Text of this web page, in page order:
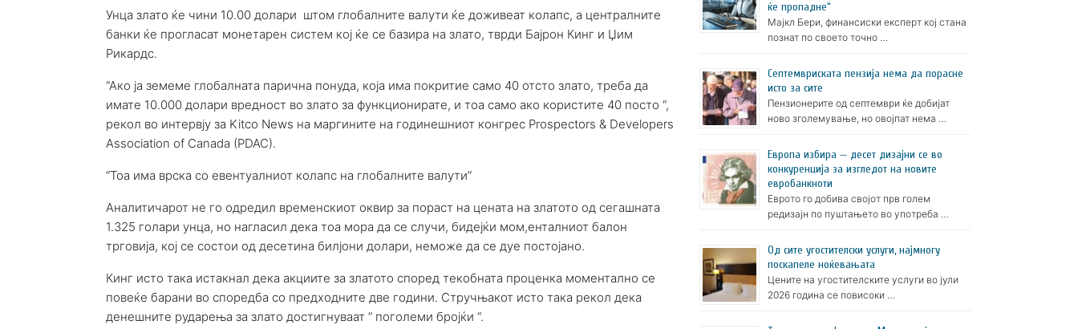
Унца злато ќе чини 10.00 долари штом глобалните валути ќе доживеат колапс, а централните
банки ќе прогласат монетарен систем кој ќе се базира на злато, тврди Бајрон Кинг и Џим
Рикардс.
“Ако ја земеме глобалната парична понуда, која има покритие само 40 отсто злато, треба да
имате 10.000 долари вредност во злато за функционирате, и тоа само ако користите 40 посто “,
рекол во интервју за Kitco News на маргините на годинешниот конгрес Prospectors & Developers
Association of Canada (PDAC).
“Тоа има врска со евентуалниот колапс на глобалните валути”
Аналитичарот не го одредил временскиот оквир за пораст на цената на златото од сегашната
1.325 голари унца, но нагласил дека тоа мора да се случи, бидејќи мом,енталниот балон
трговија, кој се состои од десетина билјони долари, неможе да се дуе постојано.
Кинг исто така истакнал дека акциите за златото според текобната проценка моментално се
повеќе барани во споредба со предходните две години. Стручњакот исто така рекол дека
денешните рударења за злато достигнуваат ” поголеми бројќи “.
ќе пропадне“
Мајкл Бери, финансиски експерт кој стана
познат по своето точно …
Септемвриската пензија нема да порасне
исто за сите
Пензионерите од септември ќе добијат
ново зголемување, но овојпат нема …
Европа избира — десет дизајни се во
конкуренција за изгледот на новите
евробанкноти
Еврото го добива својот прв голем
редизајн по пуштањето во употреба …
Oд сите угостителски услуги, најмногу
поскапеле ноќевањата
Цените на угостителските услуги во јули
2026 година се повисоки …